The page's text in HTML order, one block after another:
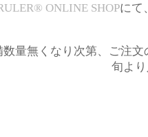
® ONLINE SHOPにて
数量無くなり次第、ご注
旬よ